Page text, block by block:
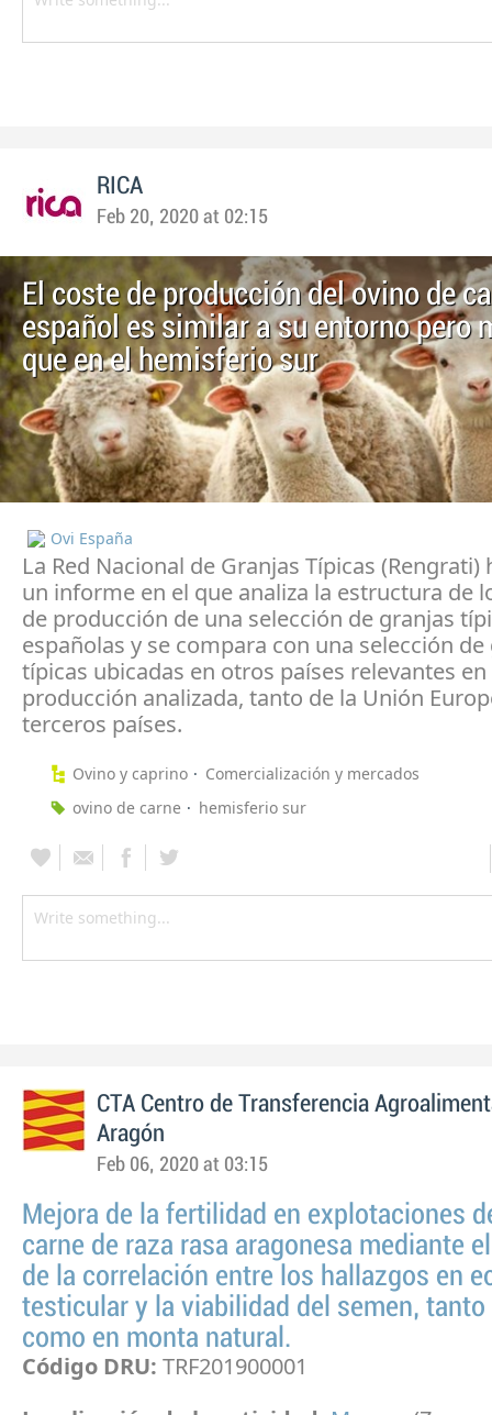
RICA
Feb 20, 2020 at 02:15
El coste de producción del ovino de
español es similar a su entorno pero
que en el hemisferio sur
Ovi España
La Red Nacional de Granjas Típicas (Rengrati)
un informe en el que analiza la estructura de
de producción de una selección de granjas
españolas y se compara con una selección
típicas ubicadas en otros países relevantes en
producción analizada, tanto de la Unión
terceros países.
Ovino y caprino
Comercialización y mercados
ovino de carne
hemisferio sur
CTA Centro de Transferencia
Aragón
Feb 06, 2020 at 03:15
Mejora de la fertilidad en explotaciones
carne de raza rasa aragonesa mediante
de la correlación entre los hallazgos en
testicular y la viabilidad del semen, tanto
como en monta natural.
Código DRU: TRF201900001